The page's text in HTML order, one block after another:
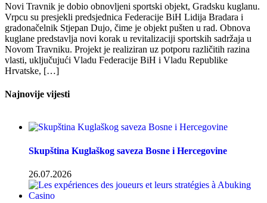
Novi Travnik je dobio obnovljeni sportski objekt, Gradsku kuglanu.
Vrpcu su presjekli predsjednica Federacije BiH Lidija Bradara i
gradonačelnik Stjepan Dujo, čime je objekt pušten u rad. Obnova
kuglane predstavlja novi korak u revitalizaciji sportskih sadržaja u
Novom Travniku. Projekt je realiziran uz potporu različitih razina
vlasti, uključujući Vladu Federacije BiH i Vladu Republike
Hrvatske, […]
Najnovije vijesti
Skupština Kuglaškog saveza Bosne i Hercegovine
26.07.2026